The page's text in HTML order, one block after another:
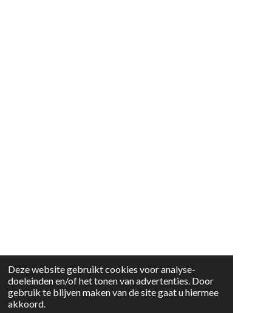
Deze website gebruikt cookies voor analyse-
doeleinden en/of het tonen van advertenties. Door
gebruik te blijven maken van de site gaat u hiermee
akkoord.